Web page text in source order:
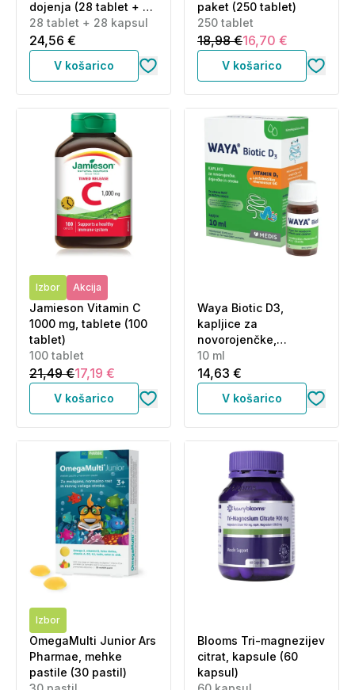
dojenja (28 tablet + 28
kapsul)
28 tablet + 28 kapsul
24,56 €
V košarico
paket (250 tablet)
250 tablet
18,98 €16,70 €
V košarico
Izbor Akcija
Jamieson Vitamin C
1000 mg, tablete (100
tablet)
100 tablet
21,49 €17,19 €
V košarico
Waya Biotic D3,
kapljice za
novorojenčke,
dojenčke in otroke (10
ml)
10 ml
14,63 €
V košarico
Izbor
OmegaMulti Junior Ars
Pharmae, mehke
pastile (30 pastil)
Blooms Tri-magnezijev
citrat, kapsule (60
kapsul)